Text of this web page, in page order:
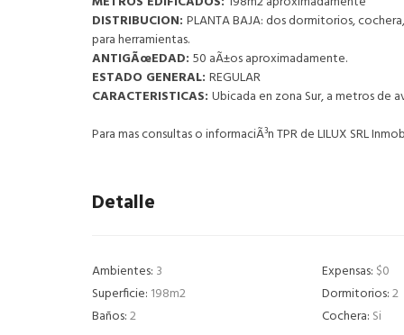
DISTRIBUCION: PLANTA BAJA: dos dormitorios,
para herramientas.
ANTIGÃœEDAD: 50 aÃ±os aproximadamente.
ESTADO GENERAL: REGULAR
CARACTERISTICAS: Ubicada en zona Sur, a metros de
Para mas consultas o informaciÃ³n TPR de LILUX SRL
Detalle
Ambientes: 3
Superficie: 198m2
Baños:2
Expensas: $0
Dormitorios:2
Cochera: Si